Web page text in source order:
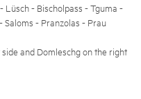
Lüsch - Bischolpass - Tguma -
- Pranzolas - Prau
and Domleschg on the right